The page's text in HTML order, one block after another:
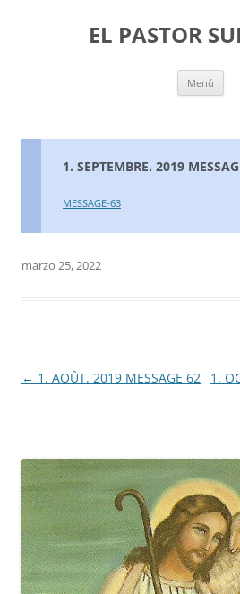
EL PASTOR
Menú
1. SEPTEMBRE. 2019
MESSAGE-63
marzo 25, 2022
Navegación
← 1. AOÛT. 2019 MESSAGE 62
1.